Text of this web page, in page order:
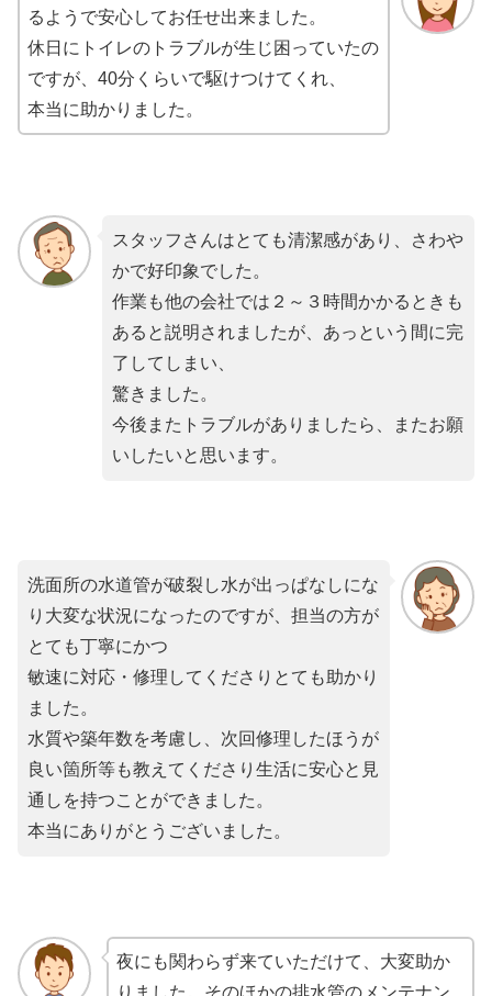
るようで安心してお任せ出来ました。
休日にトイレのトラブルが生じ困っていたの
ですが、40分くらいで駆けつけてくれ、
本当に助かりました。
スタッフさんはとても清潔感があり、さわや
かで好印象でした。
作業も他の会社では２～３時間かかるときも
あると説明されましたが、あっという間に完
了してしまい、
驚きました。
今後またトラブルがありましたら、またお願
いしたいと思います。
洗面所の水道管が破裂し水が出っぱなしにな
り大変な状況になったのですが、担当の方が
とても丁寧にかつ
敏速に対応・修理してくださりとても助かり
ました。
水質や築年数を考慮し、次回修理したほうが
良い箇所等も教えてくださり生活に安心と見
通しを持つことができました。
本当にありがとうございました。
夜にも関わらず来ていただけて、大変助か